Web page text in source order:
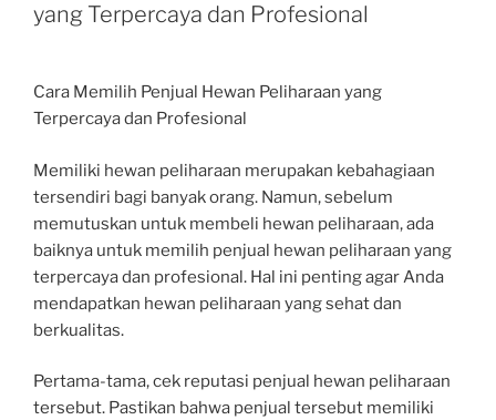
yang Terpercaya dan Profesional
Cara Memilih Penjual Hewan Peliharaan yang
Terpercaya dan Profesional
Memiliki hewan peliharaan merupakan kebahagiaan
tersendiri bagi banyak orang. Namun, sebelum
memutuskan untuk membeli hewan peliharaan, ada
baiknya untuk memilih penjual hewan peliharaan yang
terpercaya dan profesional. Hal ini penting agar Anda
mendapatkan hewan peliharaan yang sehat dan
berkualitas.
Pertama-tama, cek reputasi penjual hewan peliharaan
tersebut. Pastikan bahwa penjual tersebut memiliki